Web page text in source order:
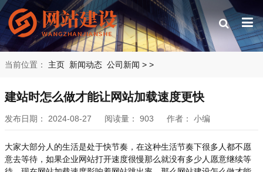
当前位置： 主页 >
新闻动态 >
公司新闻
建站时怎么做才能让网站加载速度更快
发布日期： 2024-08-27 阅读量： 903 作者： 小编
大家大部分人的生活是处于快节奏，在这种生活节奏下很多人都不愿
意去等待，如果企业网站打开速度很慢那么就没有多少人愿意继续等